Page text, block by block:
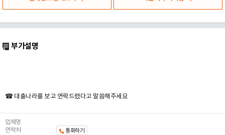
부가설명
☎ 대출나라를 보고 연락드렸다고 말씀해주세요
업체명
연락처
통화하기